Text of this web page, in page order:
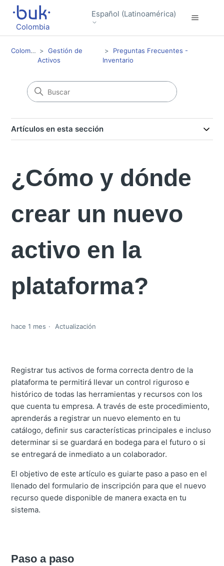
Colombia
Español (Latinoamérica)
Colombia
Gestión de
Activos
Preguntas Frecuentes -
Inventario
Artículos en esta sección
¿Cómo y dónde
crear un nuevo
activo en la
plataforma?
hace 1 mes Actualización
Registrar tus activos de forma correcta dentro de la
plataforma te permitirá llevar un control riguroso e
histórico de todas las herramientas y recursos con los
que cuenta tu empresa. A través de este procedimiento,
aprenderás a registrar un nuevo elemento en tu
catálogo, definir sus características principales e incluso
determinar si se guardará en bodega para el futuro o si
se entregará de inmediato a un colaborador.
El objetivo de este artículo es guiarte paso a paso en el
llenado del formulario de inscripción para que el nuevo
recurso quede disponible de manera exacta en tu
sistema.
Paso a paso